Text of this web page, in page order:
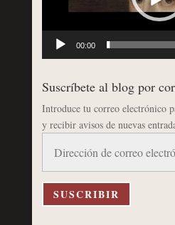
00:00
Suscríbete al blog por
Introduce tu correo electrónico
y recibir avisos de nuevas
correo
electrónico
SUSCRIBIR